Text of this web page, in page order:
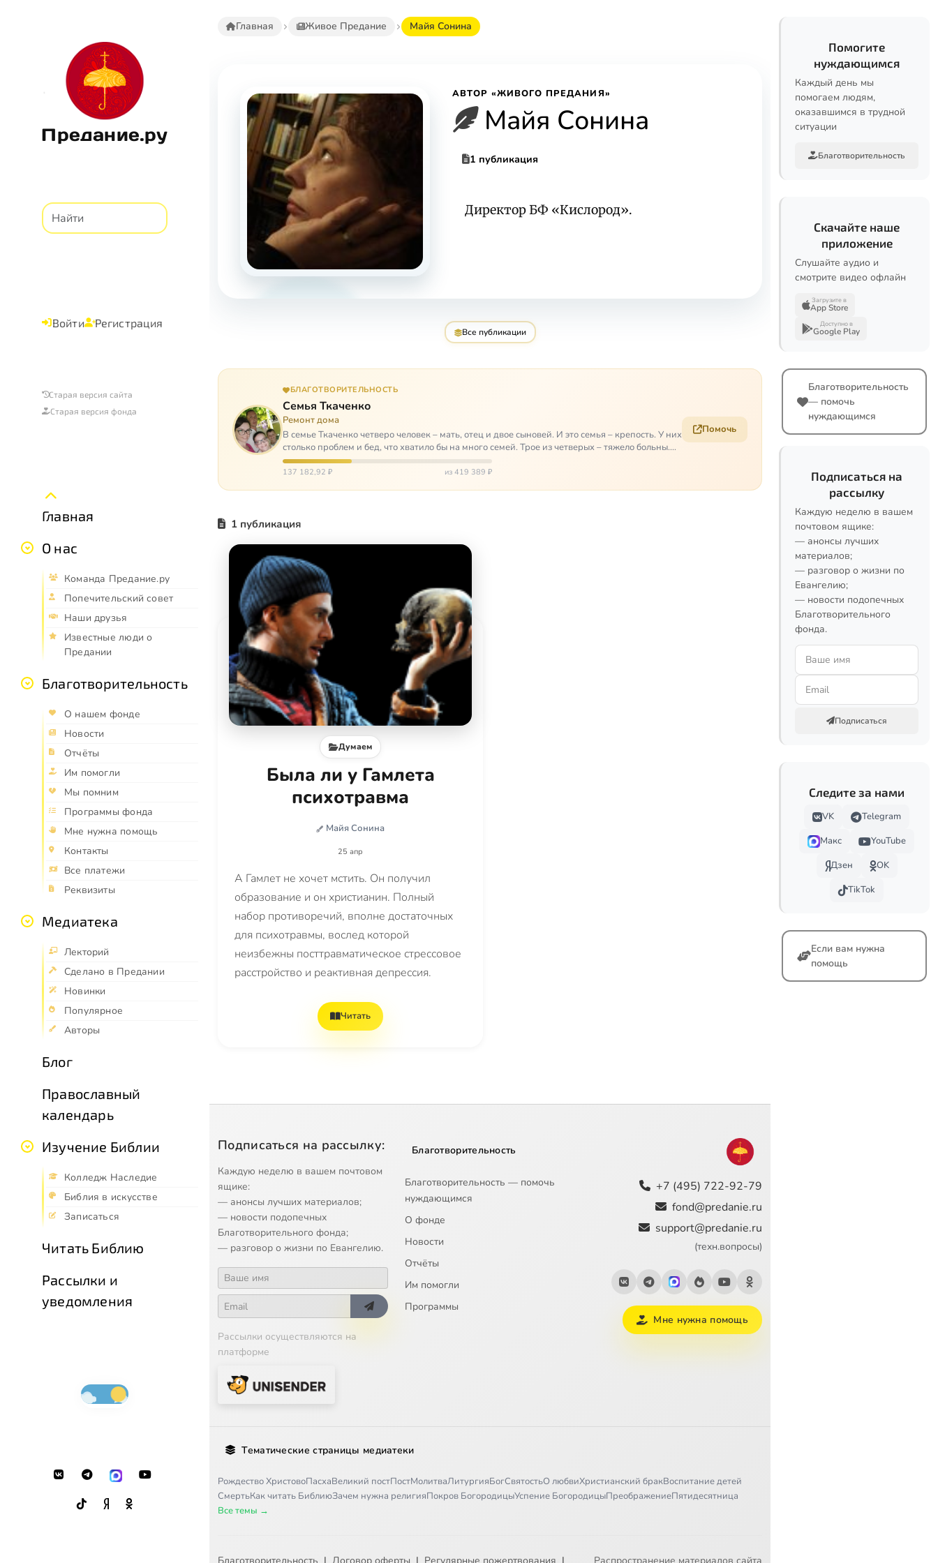
Предание.ру
Войти Регистрация
Старая версия сайта
Старая версия фонда
Главная
О нас
Команда Предание.ру
Попечительский совет
Наши друзья
Известные люди о
Предании
Благотворительность
О нашем фонде
Новости
Отчёты
Им помогли
Мы помним
Программы фонда
Мне нужна помощь
Контакты
Все платежи
Реквизиты
Медиатека
Лекторий
Сделано в Предании
Новинки
Популярное
Авторы
Блог
Православный
календарь
Изучение Библии
Колледж Наследие
Библия в искусстве
Записаться
Читать Библию
Рассылки и
уведомления
Главная Живое Предание Майя Сонина
АВТОР «ЖИВОГО ПРЕДАНИЯ»
Майя Сонина
1 публикация
Директор БФ «Кислород».
Все публикации
БЛАГОТВОРИТЕЛЬНОСТЬ
Семья Ткаченко
Ремонт дома
В семье Ткаченко четверо человек – мать, отец и двое сыновей. И это семья – крепость. У них
столько проблем и бед, что хватило бы на много семей. Трое из четверых – тяжело больны.…
137 182,92 ₽ из 419 389 ₽
Помочь
1 публикация
Думаем
Была ли у Гамлета
психотравма
Майя Сонина
25 апр
А Гамлет не хочет мстить. Он получил
образование и он христианин. Полный
набор противоречий, вполне достаточных
для психотравмы, вослед которой
неизбежны посттравматическое стрессовое
расстройство и реактивная депрессия.
Читать
Подписаться на рассылку:
Каждую неделю в вашем почтовом
ящике:
— анонсы лучших материалов;
— новости подопечных
Благотворительного фонда;
— разговор о жизни по Евангелию.
Рассылки осуществляются на
платформе
Благотворительность
Благотворительность — помочь
нуждающимся
О фонде
Новости
Отчёты
Им помогли
Программы
+7 (495) 722-92-79
fond@predanie.ru
support@predanie.ru
(техн.вопросы)
Мне нужна помощь
Тематические страницы медиатеки
Рождество ХристовоПасхаВеликий постПостМолитваЛитургияБогСвятостьО любвиХристианский бракВоспитание детей
СмертьКак читать БиблиюЗачем нужна религияПокров БогородицыУспение БогородицыПреображениеПятидесятница
Все темы →
Помогите
нуждающимся
Каждый день мы
помогаем людям,
оказавшимся в трудной
ситуации
Благотворительность
Скачайте наше
приложение
Слушайте аудио и
смотрите видео офлайн
Загрузите в
App Store
Доступно в
Google Play
Благотворительность
— помочь
нуждающимся
Подписаться на
рассылку
Каждую неделю в вашем
почтовом ящике:
— анонсы лучших
материалов;
— разговор о жизни по
Евангелию;
— новости подопечных
Благотворительного
фонда.
Подписаться
Следите за нами
VK
Telegram
Макс
YouTube
Дзен
OK
TikTok
Если вам нужна
помощь